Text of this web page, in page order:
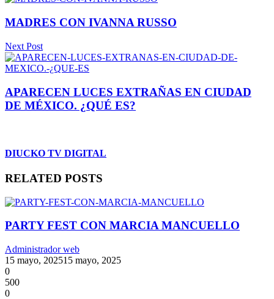
MADRES CON IVANNA RUSSO
Next Post
APARECEN LUCES EXTRAÑAS EN CIUDAD
DE MÉXICO. ¿QUÉ ES?
DIUCKO TV DIGITAL
RELATED POSTS
PARTY FEST CON MARCIA MANCUELLO
Administrador web
15 mayo, 202515 mayo, 2025
0
500
0